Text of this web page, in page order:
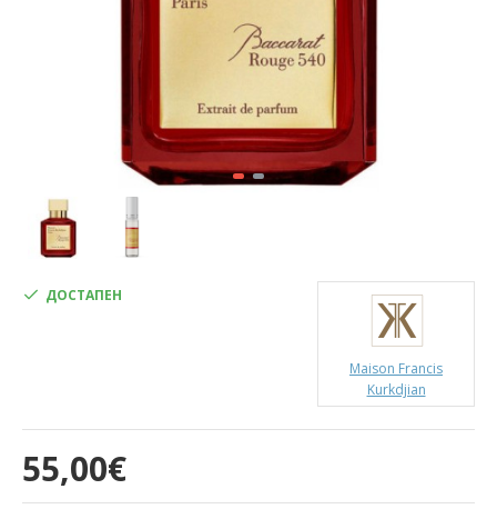
55,00€
ДОСТАПЕН
Maison Francis
Kurkdjian